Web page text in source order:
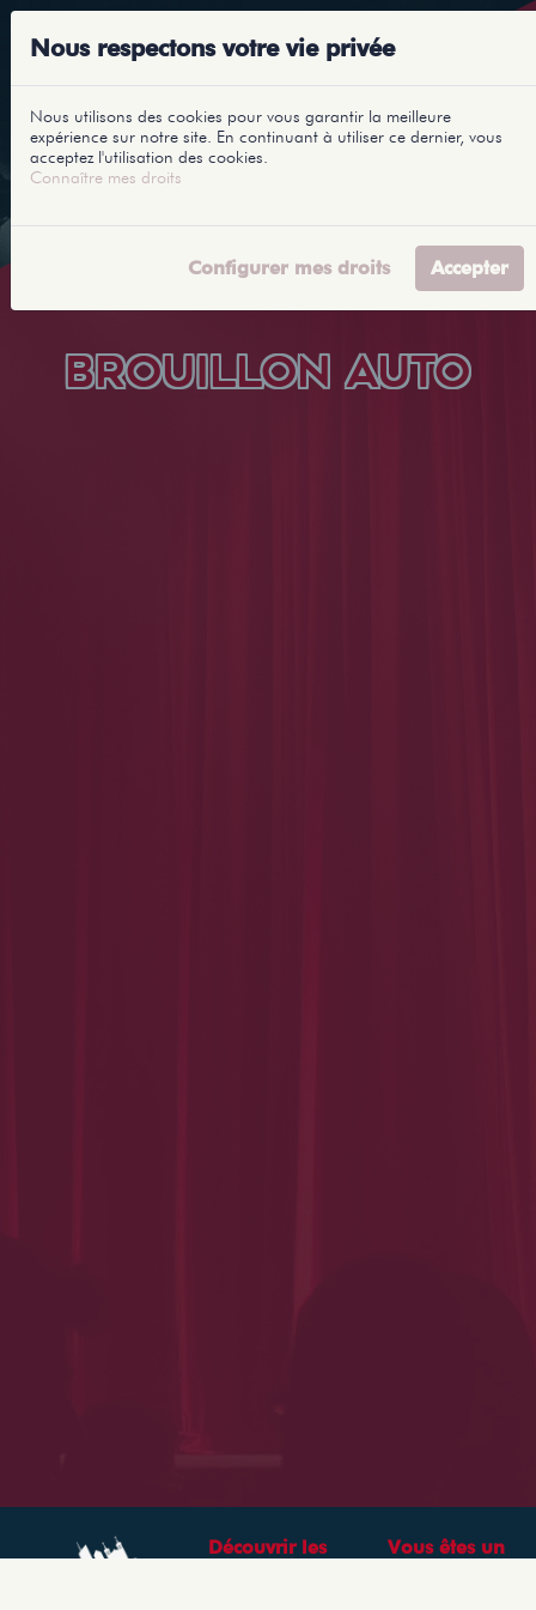
BROUILLON AUTO
Découvrir les
Vous êtes un
Nous respectons votre vie privée
Nous utilisons des cookies pour vous garantir la meilleure
expérience sur notre site. En continuant à utiliser ce dernier, vous
acceptez l'utilisation des cookies.
Connaître mes droits
Configurer mes droits Accepter